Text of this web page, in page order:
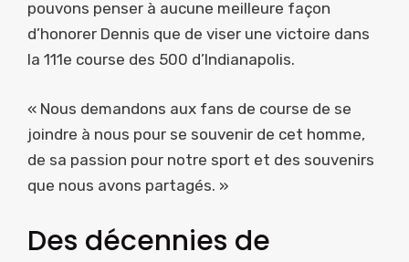
pouvons penser à aucune meilleure façon
d’honorer Dennis que de viser une victoire dans
la 111e course des 500 d’Indianapolis.
« Nous demandons aux fans de course de se
joindre à nous pour se souvenir de cet homme,
de sa passion pour notre sport et des souvenirs
que nous avons partagés. »
Des décennies de